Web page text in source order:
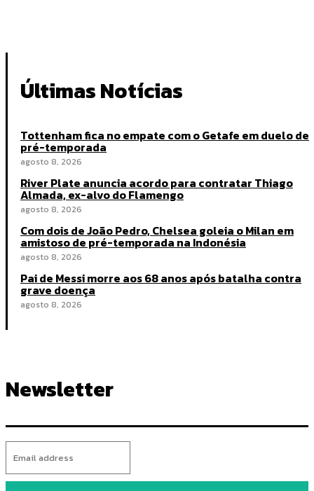
Últimas Notícias
Tottenham fica no empate com o Getafe em duelo de
pré-temporada
agosto 8, 2026
River Plate anuncia acordo para contratar Thiago
Almada, ex-alvo do Flamengo
agosto 8, 2026
Com dois de João Pedro, Chelsea goleia o Milan em
amistoso de pré-temporada na Indonésia
agosto 8, 2026
Pai de Messi morre aos 68 anos após batalha contra
grave doença
agosto 8, 2026
Newsletter